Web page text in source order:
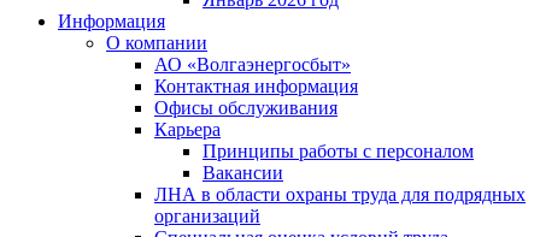
Информация
О компании
АО «Волгаэнергосбыт»
Контактная информация
Офисы обслуживания
Карьера
Принципы работы с персоналом
Вакансии
ЛНА в области охраны труда для подрядных
организаций